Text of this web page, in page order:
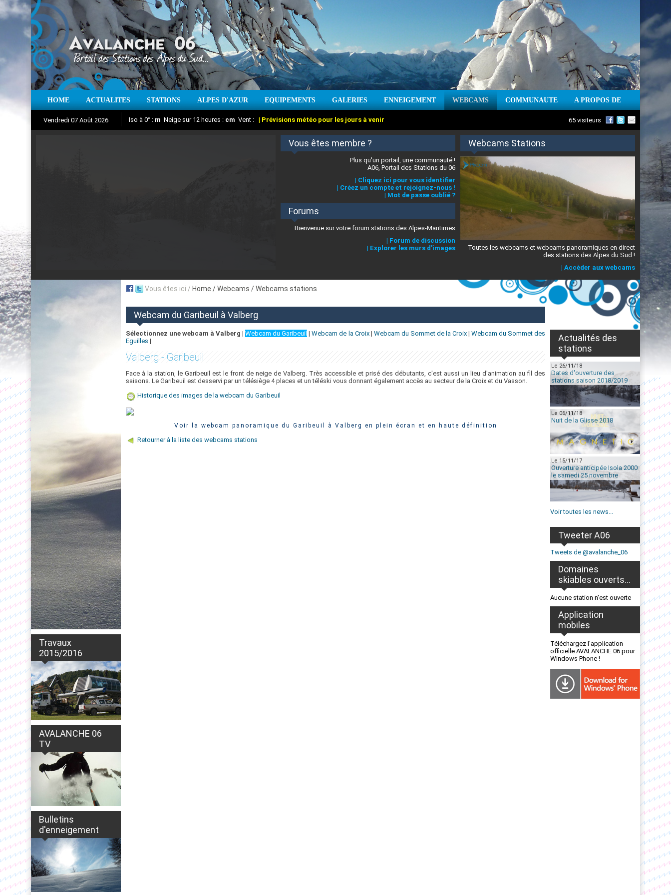
HOME ACTUALITES STATIONS ALPES D'AZUR EQUIPEMENTS GALERIES ENNEIGEMENT WEBCAMS COMMUNAUTE A PROPOS DE
Vendredi 07 Août 2026
Prévisions météo pour les jours à venir
Iso à 0° : m Neige sur 12 heures : cm Vent : | Prévisions météo pour les jours à venir
Suivez en direct l'actualité des stations des Alpes-Maritimes
65 visiteurs
Vous êtes membre ?
Plus qu'un portail, une communauté !
A06, Portail des Stations du 06
| Cliquez ici pour vous identifier
| Créez un compte et rejoignez-nous !
| Mot de passe oublié ?
Forums
Bienvenue sur votre forum stations des Alpes-Maritimes
| Forum de discussion
| Explorer les murs d'images
Webcams Stations
Toutes les webcams et webcams panoramiques en direct
des stations des Alpes du Sud !
| Accèder aux webcams
Travaux
2015/2016
AVALANCHE 06
TV
Bulletins
d'enneigement
Vous êtes ici / Home / Webcams / Webcams stations
Webcam du Garibeuil à Valberg
Sélectionnez une webcam à Valberg |Webcam du Garibeuil |Webcam de la Croix| Webcam du Sommet de la Croix| Webcam du Sommet des
Eguilles |
Valberg - Garibeuil
Face à la station, le Garibeuil est le front de neige de Valberg. Très accessible et prisé des débutants, c'est aussi un lieu d'animation au fil des
saisons. Le Garibeuil est desservi par un télésiège 4 places et un téléski vous donnant également accès au secteur de la Croix et du Vasson.
Historique des images de la webcam du Garibeuil
Voir la webcam panoramique du Garibeuil à Valberg en plein écran et en haute définition
Retourner à la liste des webcams stations
Actualités des
stations
Le 26/11/18
Dates d'ouverture des
stations saison 2018/2019
Le 06/11/18
Nuit de la Glisse 2018
Le 15/11/17
Ouverture anticipée Isola 2000
le samedi 25 novembre
Voir toutes les news...
Tweeter A06
Tweets de @avalanche_06
Domaines
skiables ouverts...
Aucune station n'est ouverte
Application
mobiles
Téléchargez l'application
officielle AVALANCHE 06 pour
Windows Phone !